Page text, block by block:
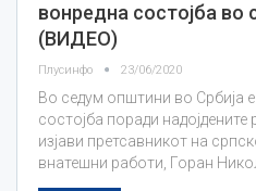
вонредна состојба во
(ВИДЕО)
Плусинфо 23/06/2020
Во седум општини во Србија
состојба поради
изјави претсавникот на
внатешни работи, Горан